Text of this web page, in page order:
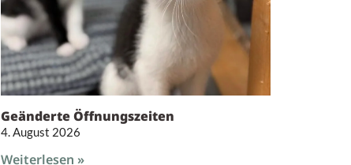
Geänderte Öffnungszeiten
4. August 2026
Weiterlesen »